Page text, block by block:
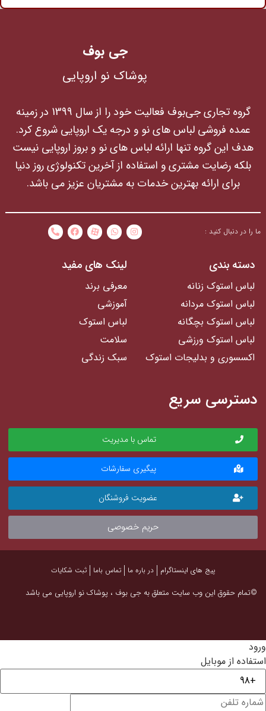
جی بوف
پوشاک نو اروپایی
گروه تجاری جی‌بوف فعالیت خود را از سال 1399 در زمینه
عمده فروشی لباس های نو و درجه یک اروپایی شروع کرد.
هدف این گروه تنها ارائه لباس های نو و بروز اروپایی نیست
بلکه رضایت مشتری و استفاده از آخرین تکنولوژی روز دنیا
برای ارائه بهترین خدمات به مشتریان عزیز می باشد.
ما را در دنبال کنید :
دسته بندی
لباس استوک زنانه
لباس استوک مردانه
لباس استوک بچگانه
لباس استوک ورزشی
اکسسوری و بدلیجات استوک
لینک های مفید
معرفی برند
آموزشی
لباس استوک
سلامت
سبک زندگی
دسترسی سریع
تماس با مدیریت
پیگیری سفارشات
عضویت فروشنگان
حریم خصوصی
©تمام حقوق این وب سایت متعلق به جی بوف ، پوشاک نو اروپایی می باشد
پیج های اینستاگرام در باره ما تماس باما ثبت شکایات
ورود
استفاده از موبایل